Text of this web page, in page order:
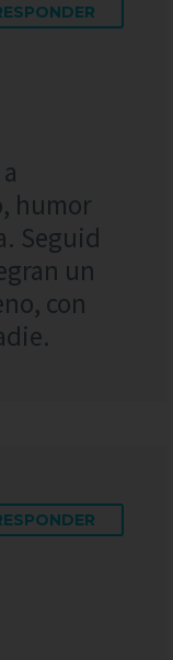
humor
Seguid
un
con